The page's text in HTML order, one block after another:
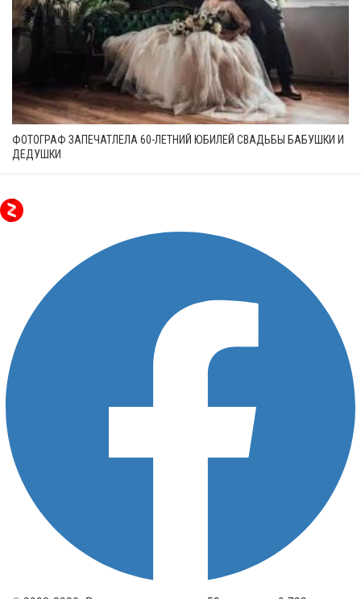
ФОТОГРАФ ЗАПЕЧАТЛЕЛА 60-ЛЕТНИЙ ЮБИЛЕЙ СВАДЬБЫ БАБУШКИ И
ДЕДУШКИ